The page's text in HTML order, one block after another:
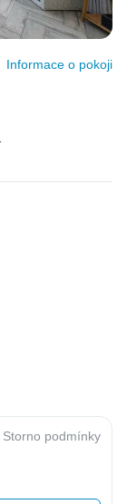
Informace o pokoji
Storno podmínky